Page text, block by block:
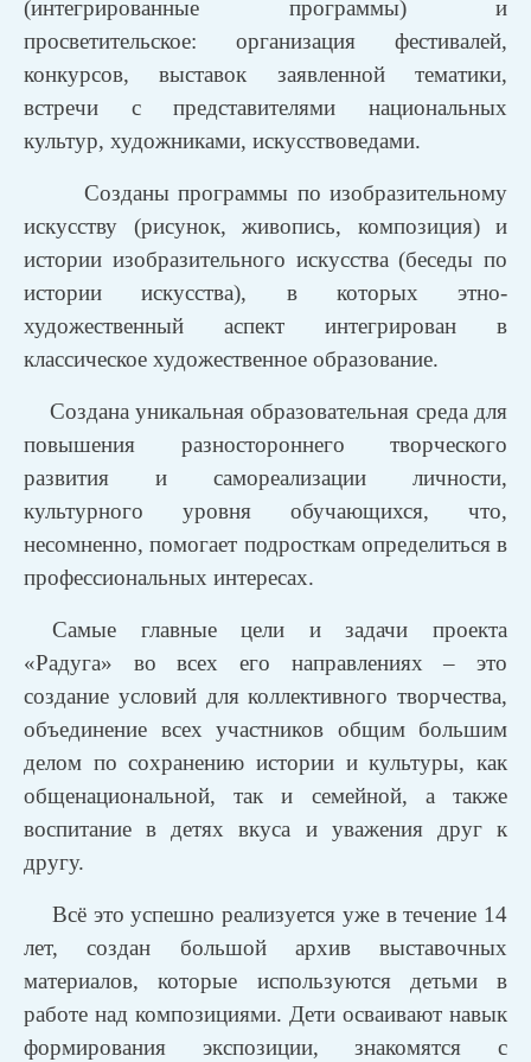
(интегрированные программы) и
просветительское: организация фестивалей,
конкурсов, выставок заявленной тематики,
встречи с представителями национальных
культур, художниками, искусствоведами.
Созданы программы по изобразительному
искусству (рисунок, живопись, композиция) и
истории изобразительного искусства (беседы по
истории искусства), в которых этно-
художественный аспект интегрирован в
классическое художественное образование.
Создана уникальная образовательная среда для
повышения разностороннего творческого
развития и самореализации личности,
культурного уровня обучающихся, что,
несомненно, помогает подросткам определиться в
профессиональных интересах.
Самые главные цели и задачи проекта
«Радуга» во всех его направлениях – это
создание условий для коллективного творчества,
объединение всех участников общим большим
делом по сохранению истории и культуры, как
общенациональной, так и семейной, а также
воспитание в детях вкуса и уважения друг к
другу.
Всё это успешно реализуется уже в течение 14
лет, создан большой архив выставочных
материалов, которые используются детьми в
работе над композициями. Дети осваивают навык
формирования экспозиции, знакомятся с